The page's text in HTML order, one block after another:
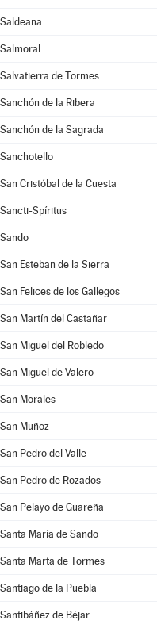
Saldeana
Salmoral
Salvatierra de Tormes
Sanchón de la Ribera
Sanchón de la Sagrada
Sanchotello
San Cristóbal de la Cuesta
Sancti-Spíritus
Sando
San Esteban de la Sierra
San Felices de los Gallegos
San Martín del Castañar
San Miguel del Robledo
San Miguel de Valero
San Morales
San Muñoz
San Pedro del Valle
San Pedro de Rozados
San Pelayo de Guareña
Santa María de Sando
Santa Marta de Tormes
Santiago de la Puebla
Santibáñez de Béjar